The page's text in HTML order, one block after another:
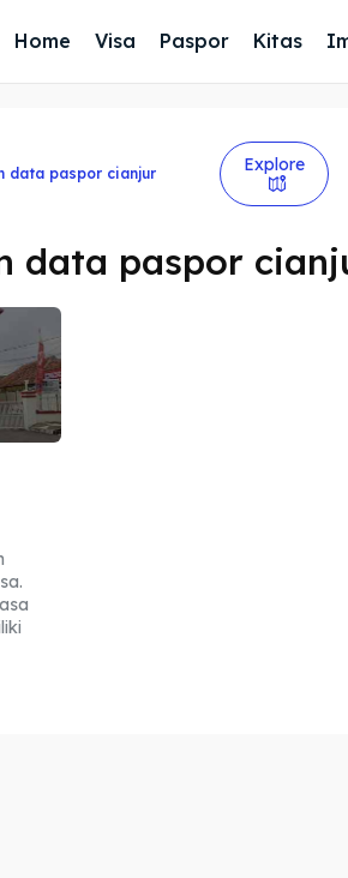
Explore our
Explore our
Home Visa Paspor Kitas
data paspor cianjur Explore
data paspor